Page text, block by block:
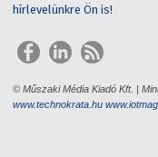
hírlevelünkre Ön is!
© Műszaki Média Kiadó Kft. |
www.technokrata.hu